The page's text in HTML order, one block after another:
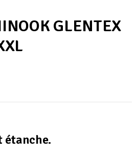
GLENTEX
étanche.